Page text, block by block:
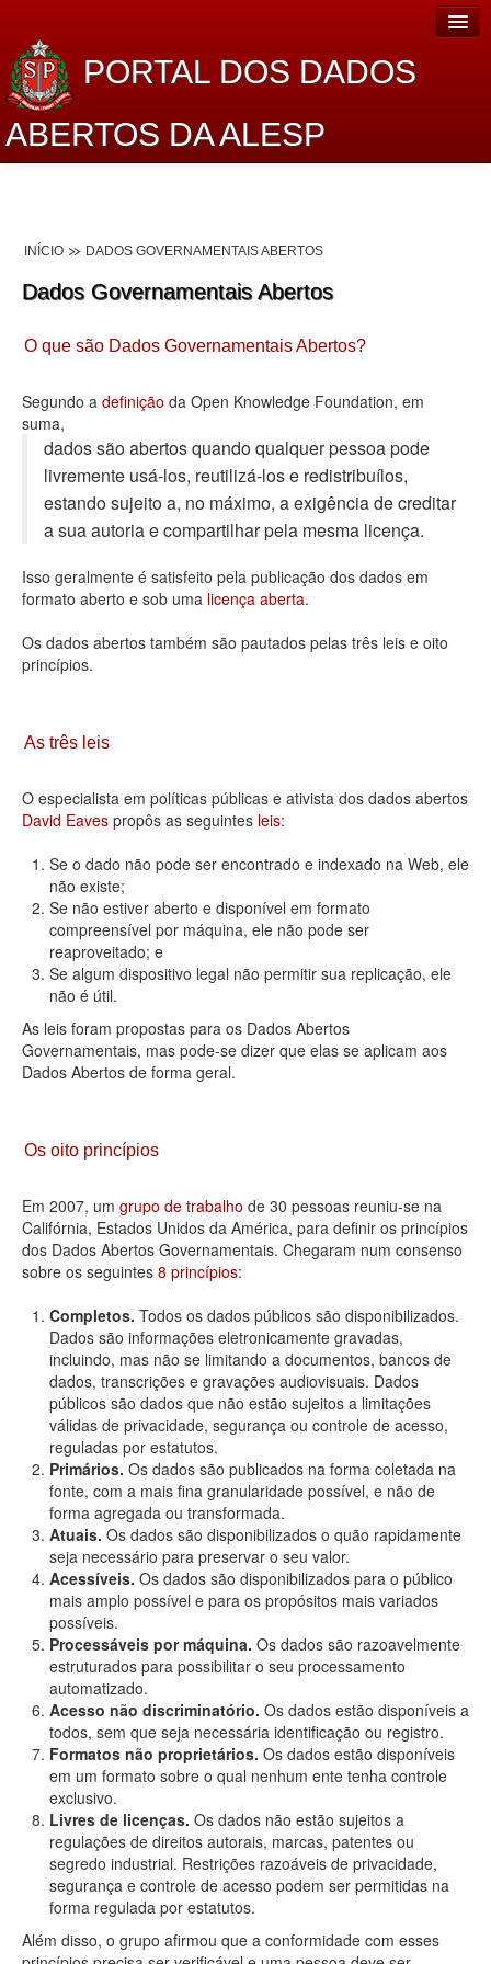
PORTAL DOS DADOS
ABERTOS DA ALESP
Lei de Acesso à Informação
Dados Governamentais Abertos
Planejamento
Catálogo de dados
Processo Legislativo
Deputados Estaduais
Administração
Legislação
Agenda
Contato
INÍCIO DADOS GOVERNAMENTAIS ABERTOS
Dados Governamentais Abertos
O que são Dados Governamentais Abertos?
Segundo a definição da Open Knowledge Foundation, em
suma,
dados são abertos quando qualquer pessoa pode
livremente usá-los, reutilizá-los e redistribuí­los,
estando sujeito a, no máximo, a exigência de creditar
a sua autoria e compartilhar pela mesma licença.
Isso geralmente é satisfeito pela publicação dos dados em
formato aberto e sob uma licença aberta.
Os dados abertos também são pautados pelas três leis e oito
princípios.
As três leis
O especialista em políticas públicas e ativista dos dados abertos
David Eaves propôs as seguintes leis:
Se o dado não pode ser encontrado e indexado na Web, ele
não existe;
Se não estiver aberto e disponível em formato
compreensível por máquina, ele não pode ser
reaproveitado; e
Se algum dispositivo legal não permitir sua replicação, ele
não é útil.
As leis foram propostas para os Dados Abertos
Governamentais, mas pode-se dizer que elas se aplicam aos
Dados Abertos de forma geral.
Os oito princípios
Em 2007, um grupo de trabalho de 30 pessoas reuniu-se na
Califórnia, Estados Unidos da América, para definir os princípios
dos Dados Abertos Governamentais. Chegaram num consenso
sobre os seguintes 8 princípios:
Completos. Todos os dados públicos são disponibilizados.
Dados são informações eletronicamente gravadas,
incluindo, mas não se limitando a documentos, bancos de
dados, transcrições e gravações audiovisuais. Dados
públicos são dados que não estão sujeitos a limitações
válidas de privacidade, segurança ou controle de acesso,
reguladas por estatutos.
Primários. Os dados são publicados na forma coletada na
fonte, com a mais fina granularidade possível, e não de
forma agregada ou transformada.
Atuais. Os dados são disponibilizados o quão rapidamente
seja necessário para preservar o seu valor.
Acessíveis. Os dados são disponibilizados para o público
mais amplo possível e para os propósitos mais variados
possíveis.
Processáveis por máquina. Os dados são razoavelmente
estruturados para possibilitar o seu processamento
automatizado.
Acesso não discriminatório. Os dados estão disponíveis a
todos, sem que seja necessária identificação ou registro.
Formatos não proprietários. Os dados estão disponíveis
em um formato sobre o qual nenhum ente tenha controle
exclusivo.
Livres de licenças. Os dados não estão sujeitos a
regulações de direitos autorais, marcas, patentes ou
segredo industrial. Restrições razoáveis de privacidade,
segurança e controle de acesso podem ser permitidas na
forma regulada por estatutos.
Além disso, o grupo afirmou que a conformidade com esses